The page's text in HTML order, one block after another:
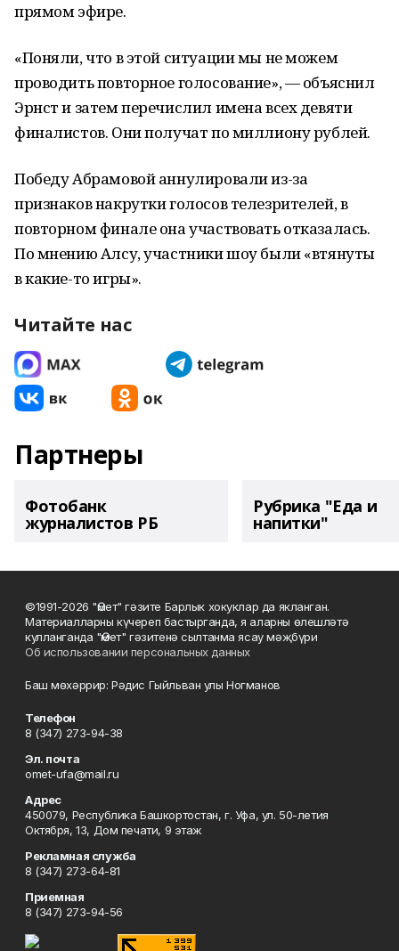
прямом эфире.
«Поняли, что в этой ситуации мы не можем
проводить повторное голосование», — объяснил
Эрнст и затем перечислил имена всех девяти
финалистов. Они получат по миллиону рублей.
Победу Абрамовой аннулировали из-за
признаков накрутки голосов телезрителей, в
повторном финале она участвовать отказалась.
По мнению Алсу, участники шоу были «втянуты
в какие-то игры».
Читайте нас
Партнеры
Фотобанк
журналистов РБ
Рубрика "Еда и
напитки"
©1991-2026 "Өмет" гәзите Барлык хокуклар да якланган.
Материалларны күчереп бастырганда, я аларны өлешләтә
кулланганда "Өмет" гәзитенә сылтанма ясау мәҗбүри
Об использовании персональных данных
Баш мөхәррир: Рәдис Гыйльван улы Ногманов
Телефон
8 (347) 273-94-38
Эл. почта
omet-ufa@mail.ru
Адрес
450079, Республика Башкортостан, г. Уфа, ул. 50-летия
Октября, 13, Дом печати, 9 этаж
Рекламная служба
8 (347) 273-64-81
Приемная
8 (347) 273-94-56